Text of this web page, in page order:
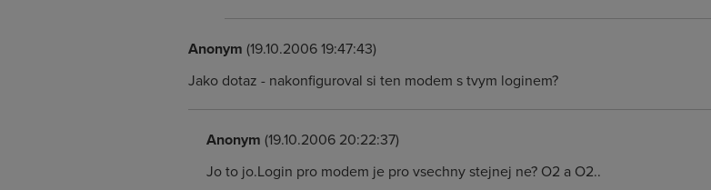
Anonym (19.10.2006 19:47:43)
Jako dotaz - nakonfiguroval si ten modem s tvym loginem?
Anonym (19.10.2006 20:22:37)
Jo to jo.Login pro modem je pro vsechny stejnej ne? O2 a O2..